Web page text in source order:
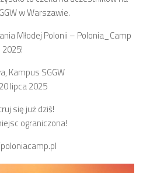
w Warszawie.
Młodej Polonii – Polonia_Camp
2025!
Kampus SGGW
lipca 2025
się już dziś!
ograniczona!